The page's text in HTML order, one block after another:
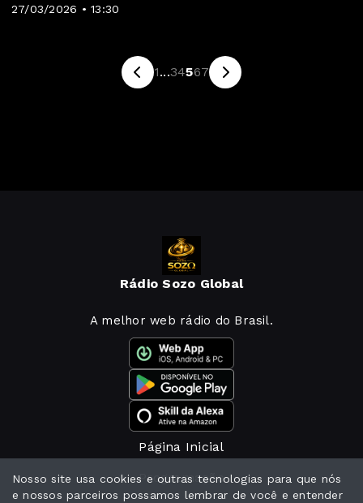
27/03/2026 • 13:30
1...34567
Rádio Sozo Global
A melhor web rádio do Brasil.
Página Inicial
Programação
Nosso site usa cookies e outras tecnologias para que nós
e nossos parceiros possamos lembrar de você e entender